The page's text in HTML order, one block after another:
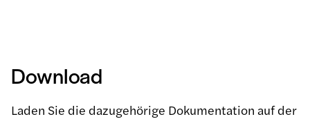
Download
Laden Sie die dazugehörige Dokumentation auf der